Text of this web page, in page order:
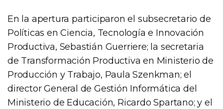
En la apertura participaron el subsecretario de
Políticas en Ciencia, Tecnología e Innovación
Productiva, Sebastián Guerriere; la secretaria
de Transformación Productiva en Ministerio de
Producción y Trabajo, Paula Szenkman; el
director General de Gestión Informática del
Ministerio de Educación, Ricardo Spartano; y el